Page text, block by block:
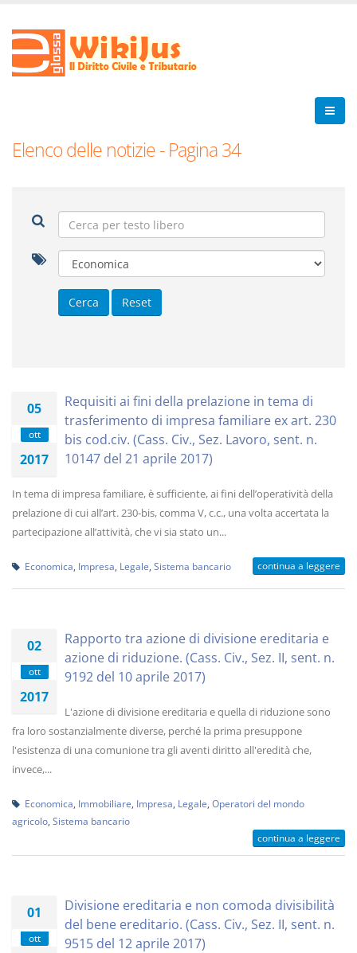
Elenco delle notizie - Pagina 34
05
ott
2017
Requisiti ai fini della prelazione in tema di
trasferimento di impresa familiare ex art. 230
bis cod.civ. (Cass. Civ., Sez. Lavoro, sent. n.
10147 del 21 aprile 2017)
In tema di impresa familiare, è sufficiente, ai fini dell’operatività della
prelazione di cui all’art. 230-bis, comma V, c.c., una volta accertata la
partecipazione all’attività, che vi sia stato un...
Economica Impresa Legale Sistema bancario continua a leggere
02
ott
2017
Rapporto tra azione di divisione ereditaria e
azione di riduzione. (Cass. Civ., Sez. II, sent. n.
9192 del 10 aprile 2017)
L'azione di divisione ereditaria e quella di riduzione sono
fra loro sostanzialmente diverse, perché la prima presuppone
l'esistenza di una comunione tra gli aventi diritto all'eredità che,
invece,...
Economica Immobiliare Impresa Legale Operatori del mondo
agricolo Sistema bancario
continua a leggere
01
ott
Divisione ereditaria e non comoda divisibilità
del bene ereditario. (Cass. Civ., Sez. II, sent. n.
9515 del 12 aprile 2017)